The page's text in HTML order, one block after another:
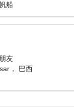
船
友
， 巴西